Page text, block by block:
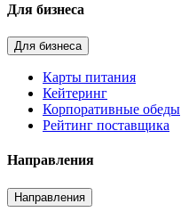
Для бизнеса
Для бизнеса
Карты питания
Кейтеринг
Корпоративные обеды
Рейтинг поставщика
Направления
Направления